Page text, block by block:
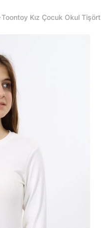
Toontoy Kız Çocuk Okul Tişört